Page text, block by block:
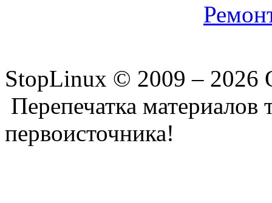
StopLinux © 2009 – 2026
Перепечатка материалов
первоисточника!